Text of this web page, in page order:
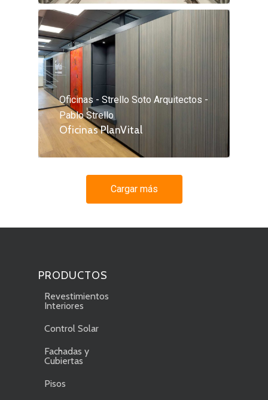
Oficinas - Strello Soto Arquitectos -
Pablo Strello
Oficinas PlanVital
Cargar más
PRODUCTOS
Revestimientos
Interiores
Control Solar
Fachadas y
Cubiertas
Pisos